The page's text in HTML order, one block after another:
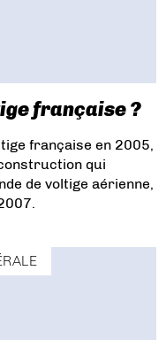
française ?
française en 2005,
qui
de voltige aérienne,